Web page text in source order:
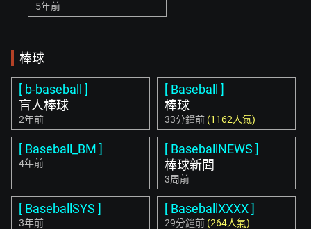
5年前
棒球
[ b-baseball ]
盲人棒球
2年前
[ Baseball ]
棒球
33分鐘前 (1162人氣)
[ Baseball_BM ]
4年前
[ BaseballNEWS ]
棒球新聞
3周前
[ BaseballSYS ]
3年前
[ BaseballXXXX ]
29分鐘前 (264人氣)